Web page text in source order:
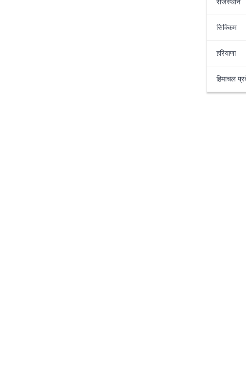
राजस्थान
सिक्किम
हरियाणा
हिमाचल